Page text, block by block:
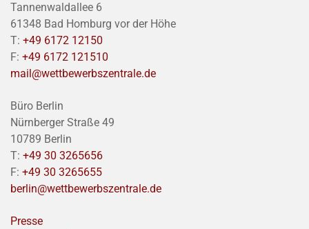
Tannenwaldallee 6
61348 Bad Homburg vor der Höhe
T: +49 6172 12150
F: +49 6172 121510
mail@wettbewerbszentrale.de
Büro Berlin
Nürnberger Straße 49
10789 Berlin
T: +49 30 3265656
F: +49 30 3265655
berlin@wettbewerbszentrale.de
Presse